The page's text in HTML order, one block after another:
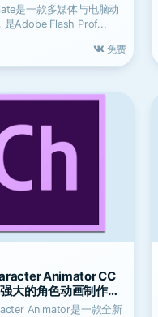
是一款多媒体与电脑动
是Adobe Flash Prof...
免费
Animator CC
大的角色动画制作软
Animator是一款全新